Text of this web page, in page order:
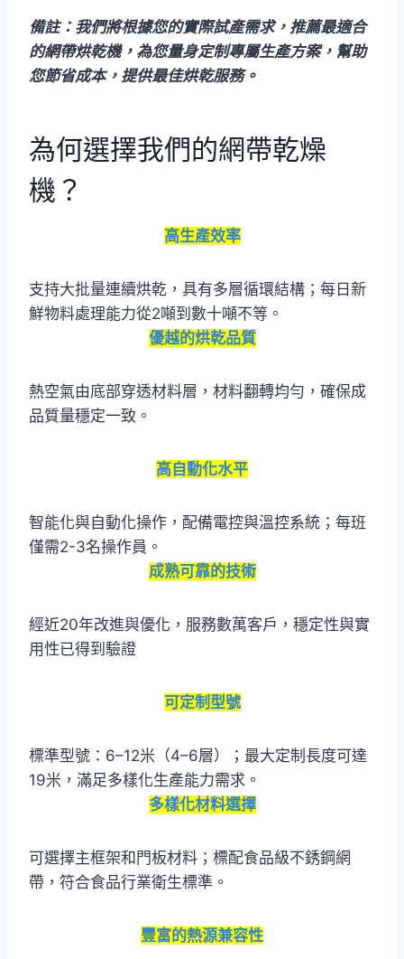
備註：我們將根據您的實際試產需求，推薦最適合
的網帶烘乾機，為您量身定制專屬生產方案，幫助
您節省成本，提供最佳烘乾服務。
為何選擇我們的網帶乾燥
機？
高生產效率
支持大批量連續烘乾，具有多層循環結構；每日新
鮮物料處理能力從2噸到數十噸不等。
優越的烘乾品質
熱空氣由底部穿透材料層，材料翻轉均勻，確保成
品質量穩定一致。
高自動化水平
智能化與自動化操作，配備電控與溫控系統；每班
僅需2-3名操作員。
成熟可靠的技術
經近20年改進與優化，服務數萬客戶，穩定性與實
用性已得到驗證
可定制型號
標準型號：6–12米（4–6層）；最大定制長度可達
19米，滿足多樣化生產能力需求。
多樣化材料選擇
可選擇主框架和門板材料；標配食品級不銹鋼網
帶，符合食品行業衛生標準。
豐富的熱源兼容性